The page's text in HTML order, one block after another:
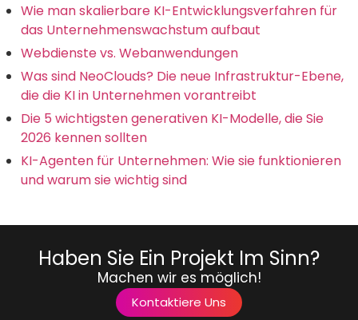
Wie man skalierbare KI-Entwicklungsverfahren für
das Unternehmenswachstum aufbaut
Webdienste vs. Webanwendungen
Was sind NeoClouds? Die neue Infrastruktur-Ebene,
die die KI in Unternehmen vorantreibt
Die 5 wichtigsten generativen KI-Modelle, die Sie
2026 kennen sollten
KI-Agenten für Unternehmen: Wie sie funktionieren
und warum sie wichtig sind
Haben Sie Ein Projekt Im Sinn?
Machen wir es möglich!
Kontaktiere Uns